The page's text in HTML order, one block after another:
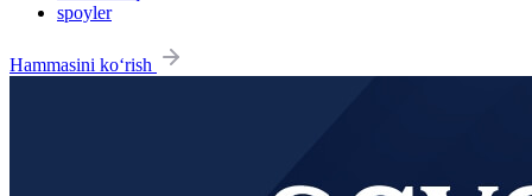
spoyler
Hammasini ko‘rish